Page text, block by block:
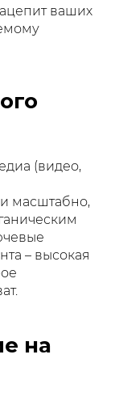
ваших
(видео,
масштабно,
– высокая
на